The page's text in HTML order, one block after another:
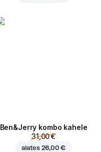
Ben&Jerry kombo kahele
31,00 €
alates 26,00 €